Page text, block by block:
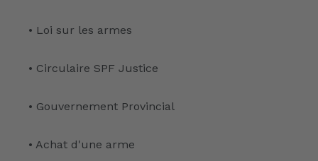
• Loi sur les armes
• Circulaire SPF Justice
• Gouvernement Provincial
• Achat d'une arme